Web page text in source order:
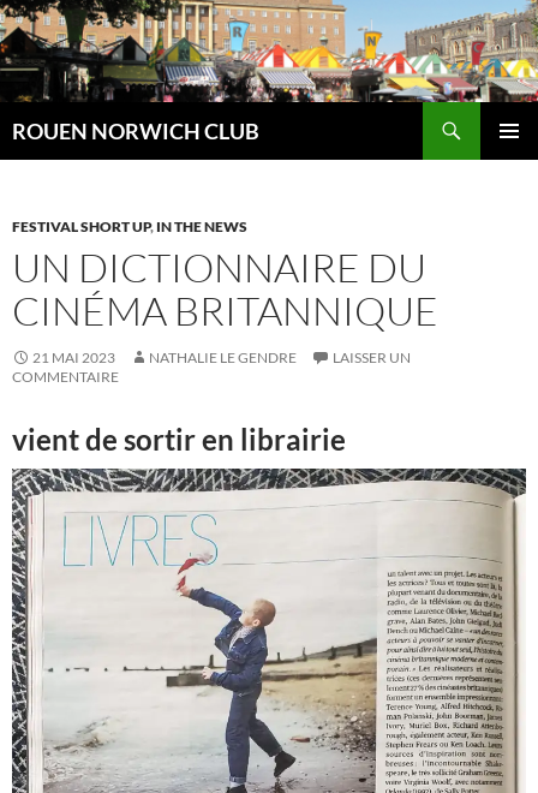
Aller
au
contenu
ROUEN NORWICH CLUB
FESTIVAL SHORT UP, IN THE NEWS
UN DICTIONNAIRE DU
CINÉMA BRITANNIQUE
21 MAI 2023 NATHALIE LE GENDRE
LAISSER UN
COMMENTAIRE
vient de sortir en librairie